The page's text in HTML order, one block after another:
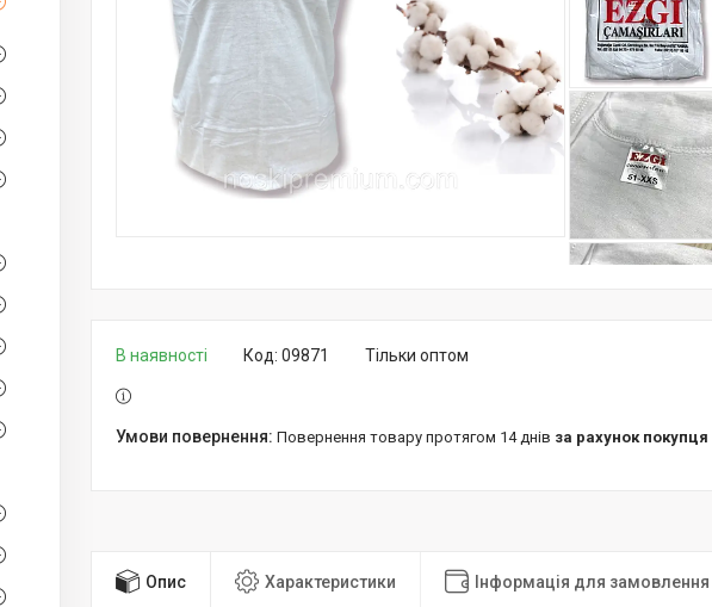
В наявності Тільки оптом
Код: 09871
повернення товару протягом 14 днів за рахунок покупця
Опис Характеристики Інформація для замовлення